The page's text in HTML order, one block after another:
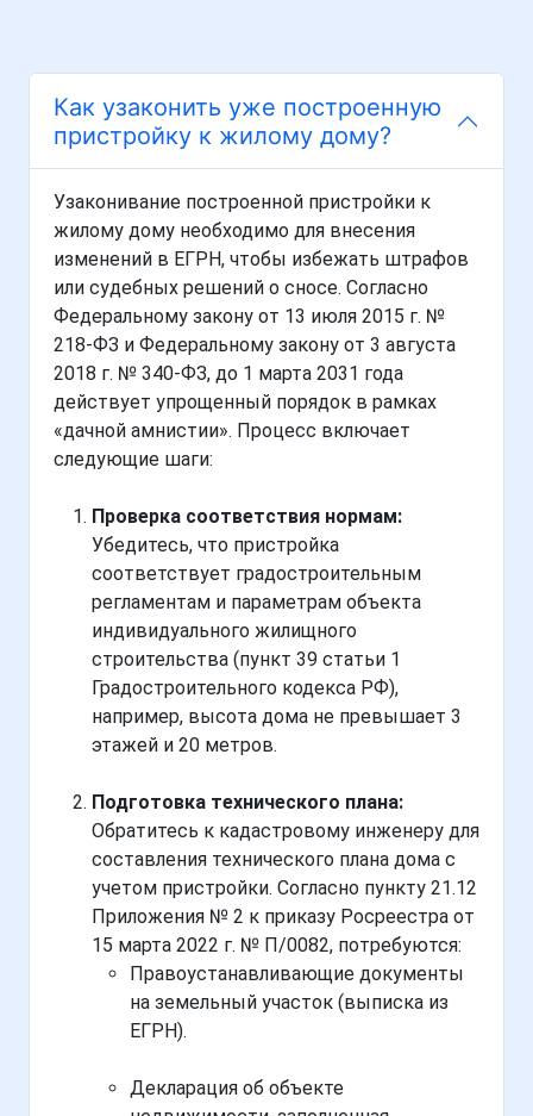
Как узаконить уже построенную
пристройку к жилому дому?
Узаконивание построенной пристройки к
жилому дому необходимо для внесения
изменений в ЕГРН, чтобы избежать штрафов
или судебных решений о сносе. Согласно
Федеральному закону от 13 июля 2015 г. №
218-ФЗ и Федеральному закону от 3 августа
2018 г. № 340-ФЗ, до 1 марта 2031 года
действует упрощенный порядок в рамках
«дачной амнистии». Процесс включает
следующие шаги:
Проверка соответствия нормам:
Убедитесь, что пристройка
соответствует градостроительным
регламентам и параметрам объекта
индивидуального жилищного
строительства (пункт 39 статьи 1
Градостроительного кодекса РФ),
например, высота дома не превышает 3
этажей и 20 метров.
Подготовка технического плана:
Обратитесь к кадастровому инженеру для
составления технического плана дома с
учетом пристройки. Согласно пункту 21.12
Приложения № 2 к приказу Росреестра от
15 марта 2022 г. № П/0082, потребуются:
Правоустанавливающие документы
на земельный участок (выписка из
ЕГРН).
Декларация об объекте